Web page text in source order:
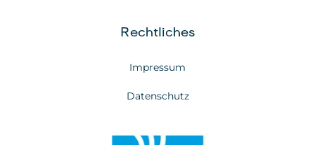
Rechtliches
Impressum
Datenschutz